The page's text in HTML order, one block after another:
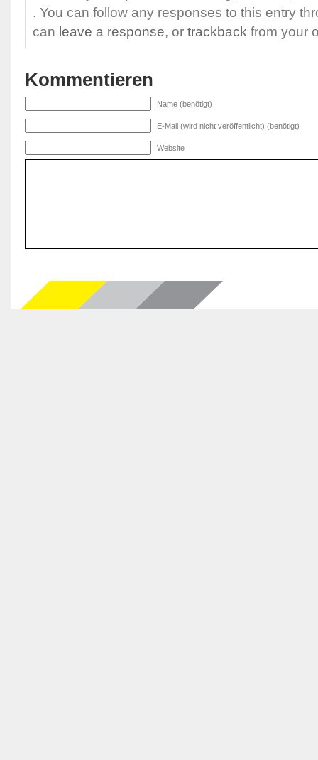
. You can follow any responses to this entry
can leave a response, or trackback from your
Kommentieren
Name (benötigt)
E-Mail (wird nicht veröffentlicht) (benötigt)
Website